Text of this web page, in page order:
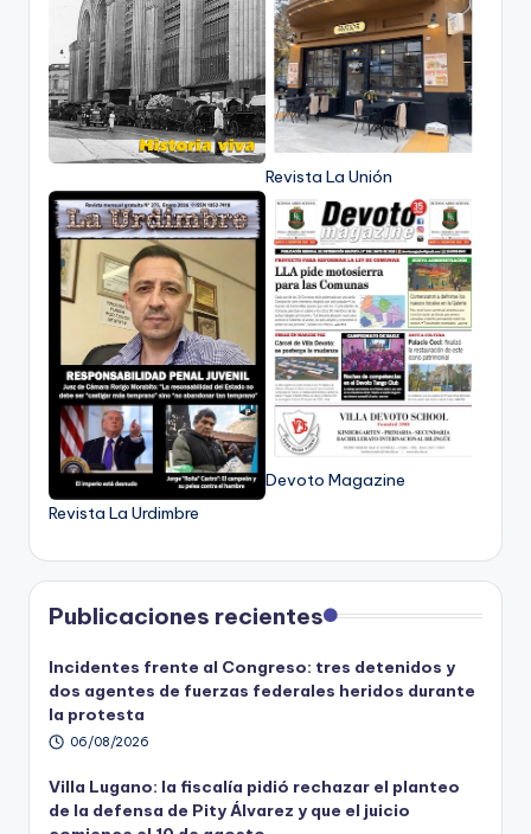
Revista La Unión
Revista La Urdimbre
Devoto Magazine
Publicaciones recientes
Incidentes frente al Congreso: tres detenidos y
dos agentes de fuerzas federales heridos durante
la protesta
06/08/2026
Villa Lugano: la fiscalía pidió rechazar el planteo
de la defensa de Pity Álvarez y que el juicio